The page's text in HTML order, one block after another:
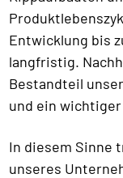
Entwicklung bis
langfristig.
Bestandteil
und ein
In diesem Sinne
unseres